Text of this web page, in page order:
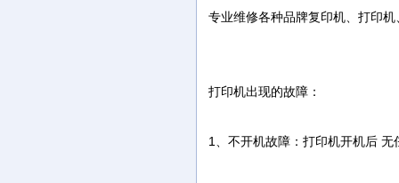
专业维修各种品牌复印机、打印
打印机出现的故障：
1、不开机故障：打印机开机后